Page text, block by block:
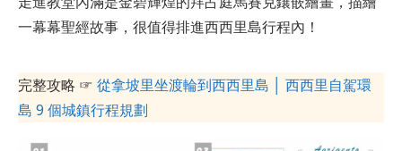
一幕幕聖經故事，很值得排進西西里島行程內！
完整攻略 ☞ 從拿坡里坐渡輪到西西里島 │ 西西里自駕環
島 9 個城鎮行程規劃